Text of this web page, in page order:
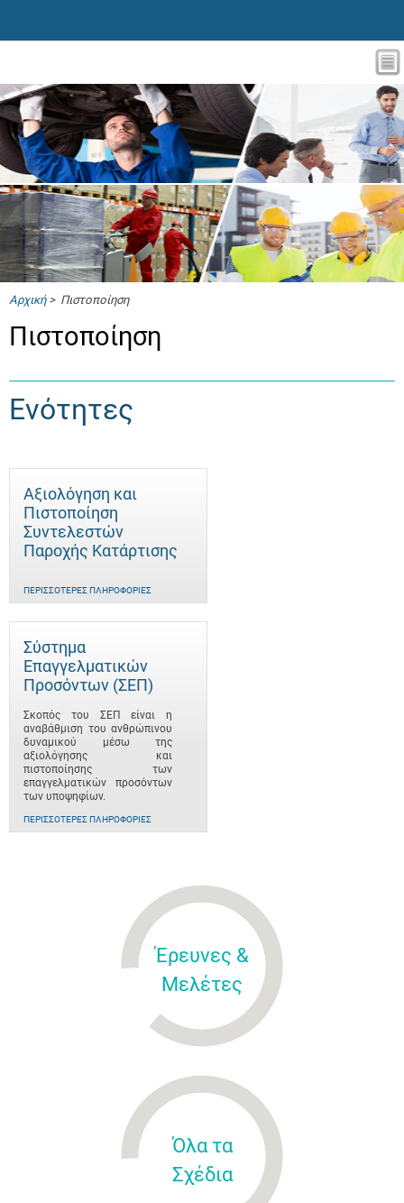
Αρχική> Πιστοποίηση
Πιστοποίηση
Ενότητες
Αξιολόγηση και
Πιστοποίηση
Συντελεστών
Παροχής Κατάρτισης
ΠΕΡΙΣΣΌΤΕΡΕΣ ΠΛΗΡΟΦΟΡΊΕΣ
Σύστημα
Επαγγελματικών
Προσόντων (ΣΕΠ)
Σκοπός του ΣΕΠ είναι η
αναβάθμιση του ανθρώπινου
δυναμικού μέσω της
αξιολόγησης και
πιστοποίησης των
επαγγελματικών προσόντων
των υποψηφίων.
ΠΕΡΙΣΣΌΤΕΡΕΣ ΠΛΗΡΟΦΟΡΊΕΣ
Έρευνες &
Μελέτες
Όλα τα
Σχέδια